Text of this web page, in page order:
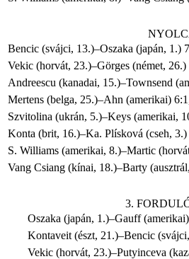
Bencic (svájci, 13.)–Oszaka (japán, 1.)
Vekic (horvát, 23.)–Görges (német,
Andreescu (kanadai, 15.)–Townsend
Mertens (belga, 25.)–Ahn (amerikai)
Szvitolina (ukrán, 5.)–Keys (amerikai,
Konta (brit, 16.)–Ka. Plísková (cseh,
S. Williams (amerikai, 8.)–Martic
Vang Csiang (kínai, 18.)–Barty
3.
Oszaka (japán, 1.)–Gauff
Kontaveit (észt, 21.)–Bencic
Vekic (horvát, 23.)–Putyinceva